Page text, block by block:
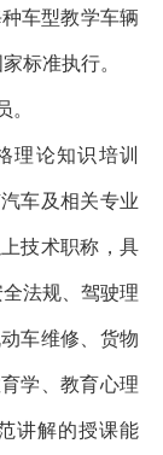
车型教学车辆
标准执行。
。
理论知识培训
车及相关专业
技术职称，具
法规、驾驶理
车维修、货物
学、教育心理
讲解的授课能